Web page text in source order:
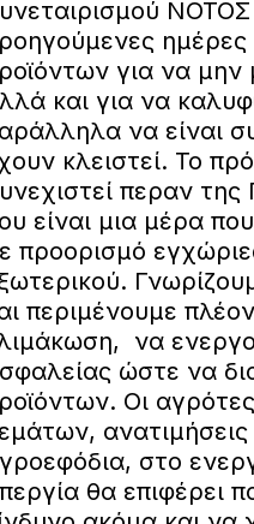
για να μην
και για να
να είναι
κλειστεί. Το
περαν
είναι μια μέρα
προορισμό
περιμένουμε
να
ώστε να
Οι
στο
θα επιφέρει